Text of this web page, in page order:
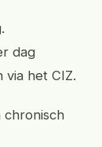
dag
via het CIZ.
chronisch